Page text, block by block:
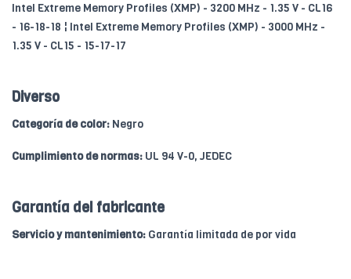
Intel Extreme Memory Profiles (XMP) - 3200 MHz - 1.35 V - CL16
- 16-18-18 ¦ Intel Extreme Memory Profiles (XMP) - 3000 MHz -
1.35 V - CL15 - 15-17-17
Diverso
Categoría de color: Negro
Cumplimiento de normas: UL 94 V-0, JEDEC
Garantía del fabricante
Servicio y mantenimiento: Garantía limitada de por vida